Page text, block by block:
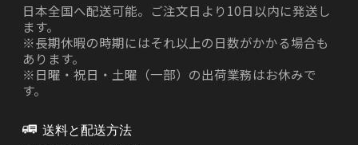
日本全国へ配送可能。ご注文日より10日以内に発送し
ます。
※長期休暇の時期にはそれ以上の日数がかかる場合も
あります。
※日曜・祝日・土曜（一部）の出荷業務はお休みで
す。
送料と配送方法